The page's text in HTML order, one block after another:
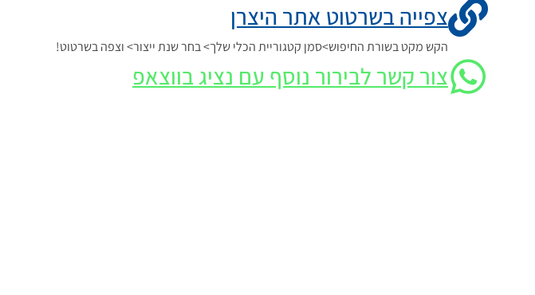
צפייה בשרטוט אתר היצרן
הקש מקט בשורת החיפוש>סמן קטגוריית הכלי שלך> בחר שנת ייצור> וצפה בשרטוט!
צור קשר לבירור נוסף עם נציג בווצאפ